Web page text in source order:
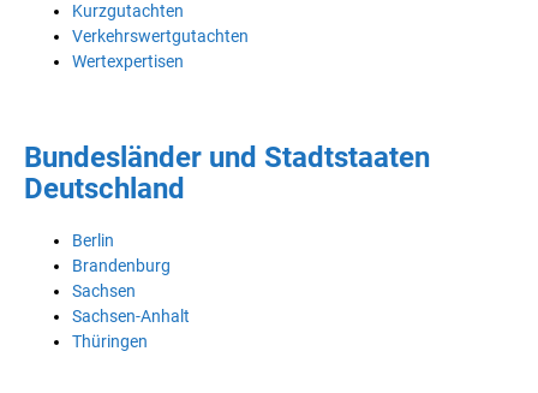
Kurzgutachten
Verkehrswertgutachten
Wertexpertisen
Bundesländer und Stadtstaaten
Deutschland
Berlin
Brandenburg
Sachsen
Sachsen-Anhalt
Thüringen